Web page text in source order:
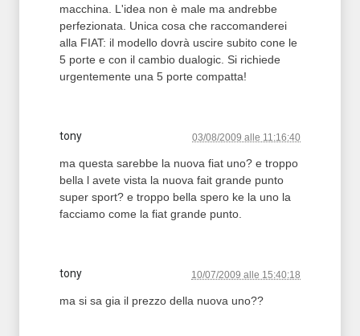
macchina. L'idea non è male ma andrebbe
perfezionata. Unica cosa che raccomanderei
alla FIAT: il modello dovrà uscire subito cone le
5 porte e con il cambio dualogic. Si richiede
urgentemente una 5 porte compatta!
tony 03/08/2009 alle 11:16:40
ma questa sarebbe la nuova fiat uno? e troppo
bella l avete vista la nuova fait grande punto
super sport? e troppo bella spero ke la uno la
facciamo come la fiat grande punto.
tony 10/07/2009 alle 15:40:18
ma si sa gia il prezzo della nuova uno??